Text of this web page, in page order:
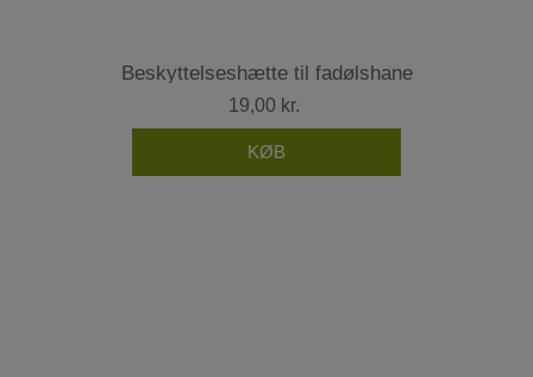
Beskyttelseshætte til fadølshane
19,00 kr.